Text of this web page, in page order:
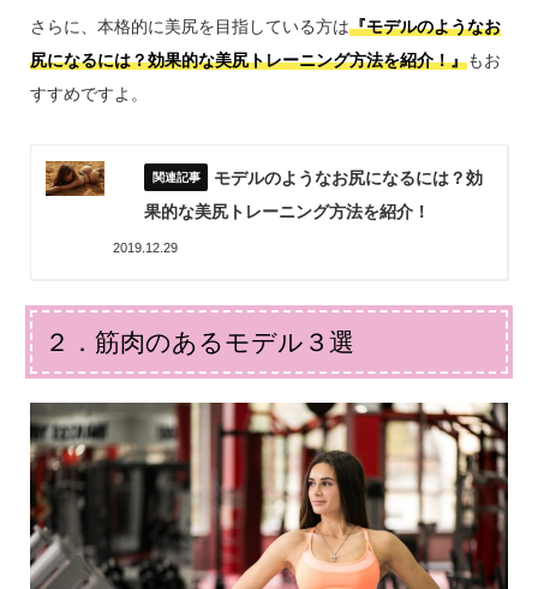
さらに、本格的に美尻を目指している方は『モデルのようなお
尻になるには？効果的な美尻トレーニング方法を紹介！』もお
すすめですよ。
モデルのようなお尻になるには？効
果的な美尻トレーニング方法を紹介！
2019.12.29
２．筋肉のあるモデル３選